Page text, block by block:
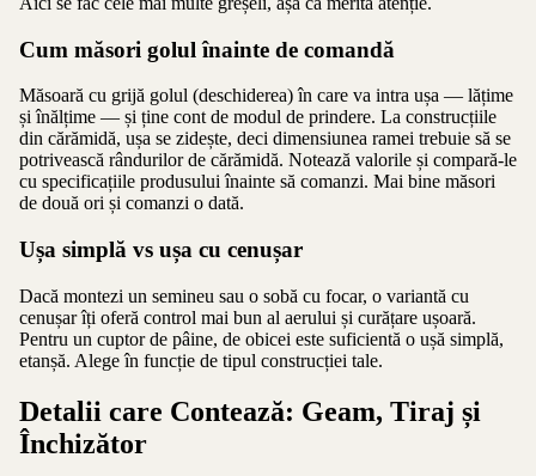
Cum măsori golul înainte de comandă
Măsoară cu grijă golul (deschiderea) în care va intra ușa — lățime
și înălțime — și ține cont de modul de prindere. La construcțiile
din cărămidă, ușa se zidește, deci dimensiunea ramei trebuie să se
potrivească rândurilor de cărămidă. Notează valorile și compară-le
cu specificațiile produsului înainte să comanzi. Mai bine măsori
de două ori și comanzi o dată.
Ușa simplă vs ușa cu cenușar
Dacă montezi un semineu sau o sobă cu focar, o variantă cu
cenușar îți oferă control mai bun al aerului și curățare ușoară.
Pentru un cuptor de pâine, de obicei este suficientă o ușă simplă,
etanșă. Alege în funcție de tipul construcției tale.
Detalii care Contează: Geam, Tiraj și
Închizător